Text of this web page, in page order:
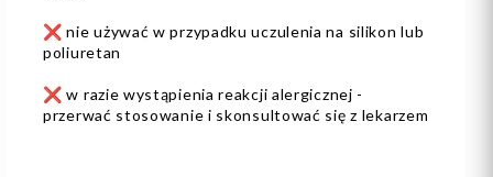
❌ nie używać w przypadku uczulenia na silikon lub
poliuretan
❌ w razie wystąpienia reakcji alergicznej -
przerwać stosowanie i skonsultować się z lekarzem